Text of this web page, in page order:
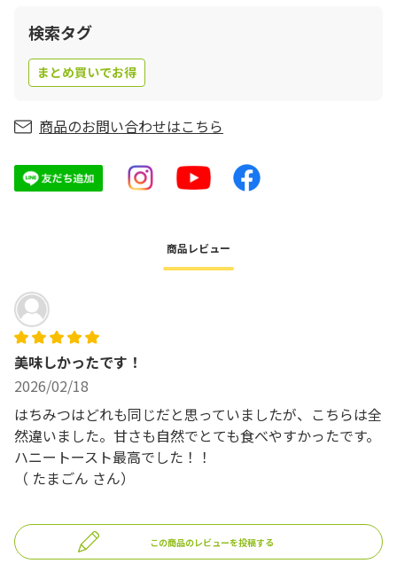
検索タグ
まとめ買いでお得
商品のお問い合わせはこちら
商品レビュー
美味しかったです！
2026/02/18
はちみつはどれも同じだと思っていましたが、こちらは全
然違いました。甘さも自然でとても食べやすかったです。
ハニートースト最高でした！！
（ たまごん さん）
この商品のレビューを投稿する